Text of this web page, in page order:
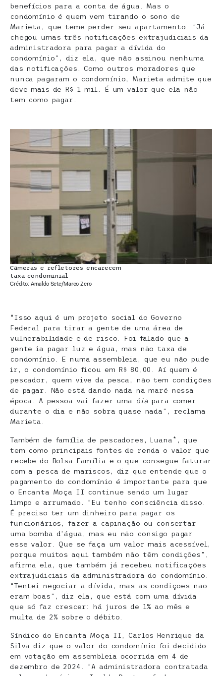
benefícios para a conta de água. Mas o
condomínio é quem vem tirando o sono de
Marieta, que teme perder seu apartamento. “Já
chegou umas três notificações extrajudiciais da
administradora para pagar a dívida do
condomínio”, diz ela, que não assinou nenhuma
das notificações. Como outros moradores que
nunca pagaram o condomínio, Marieta admite que
deve mais de R$ 1 mil. É um valor que ela não
tem como pagar.
Câmeras e refletores encarecem
taxa condominial
Crédito: Arnaldo Sete/Marco Zero
“Isso aqui é um projeto social do Governo
Federal para tirar a gente de uma área de
vulnerabilidade e de risco. Foi falado que a
gente ia pagar luz e água, mas não taxa de
condomínio. E numa assembleia, que eu não pude
ir, o condomínio ficou em R$ 80,00. Aí quem é
pescador, quem vive da pesca, não tem condições
de pagar. Não está dando nada na maré nessa
época. A pessoa vai fazer uma
ôiapara comer
durante o dia e não sobra quase nada”, reclama
Marieta.
Também de família de pescadores, Luana*, que
tem como principais fontes de renda o valor que
recebe do Bolsa Família e o que consegue faturar
com a pesca de mariscos, diz que entende que o
pagamento do condomínio é importante para que
o Encanta Moça II continue sendo um lugar
limpo e arrumado. “Eu tenho consciência disso.
É preciso ter um dinheiro para pagar os
funcionários, fazer a capinação ou consertar
uma bomba d’água, mas eu não consigo pagar
esse valor. Que se faça um valor mais acessível,
porque muitos aqui também não têm condições”,
afirma ela, que também já recebeu notificações
extrajudiciais da administradora do condomínio.
“Tentei negociar a dívida, mas as condições não
eram boas”, diz ela, que está com uma dívida
que só faz crescer: há juros de 1% ao mês e
multa de 2% sobre o débito.
Síndico do Encanta Moça II, Carlos Henrique da
Silva diz que o valor do condomínio foi decidido
em votação em assembleia ocorrida em 4 de
dezembro de 2024. “A administradora contratada